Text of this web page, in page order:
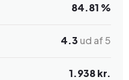
84.81 %
4.3 ud af 5
1.938 kr.